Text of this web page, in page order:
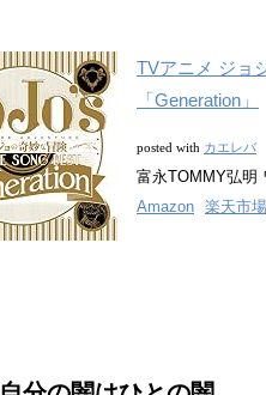
TVアニメ ジョ
「Generation」
posted with カエレバ
富永TOMMY弘明
Amazon 楽天市場